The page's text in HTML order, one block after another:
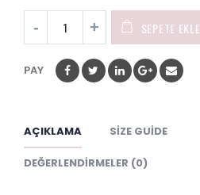
SEPETE EKLE
PAY
AÇIKLAMA SIZE GUIDE
DEĞERLENDIRMELER (0)